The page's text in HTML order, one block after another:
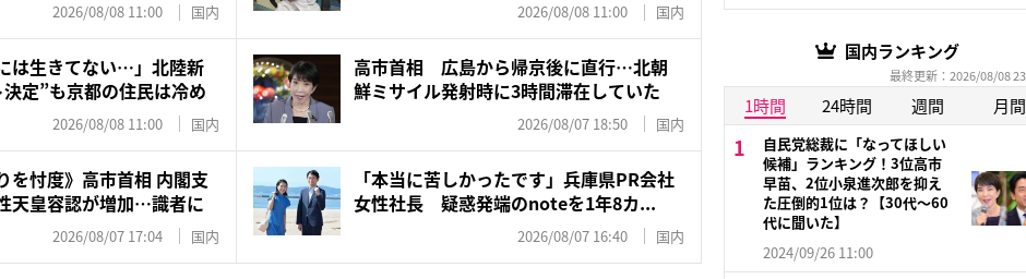
2026/08/08 11:00 国内 2026/08/08 11:00 国内
は生きてない…」北陸新
定”も京都の住民は冷め
2026/08/08 11:00 国内
高市首相 広島から帰京後に直行…北朝
鮮ミサイル発射時に3時間滞在していた
2026/08/07 18:50 国内
を忖度》高市首相 内閣支
天皇容認が増加…識者に
2026/08/07 17:04 国内
「本当に苦しかったです」兵庫県PR会社
女性社長 疑惑発端のnoteを1年8カ...
2026/08/07 16:40 国内
国内ランキング
最終更新：2026/08/08
1時間 24時間 週間 月間
自民党総裁に「なってほしい
候補」ランキング！3位高市
早苗、2位小泉進次郎を抑え
た圧倒的1位は？【30代〜60
代に聞いた】
2024/09/26 11:00